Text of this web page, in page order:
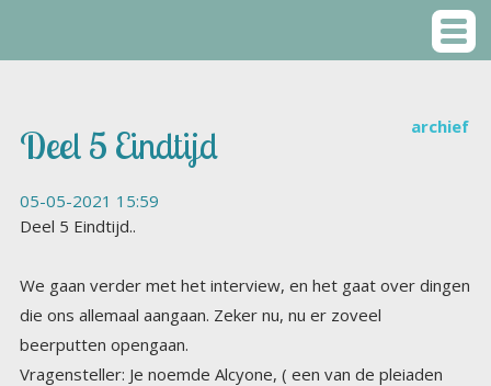
archief
Deel 5 Eindtijd
05-05-2021 15:59
Deel 5 Eindtijd..
We gaan verder met het interview, en het gaat over dingen
die ons allemaal aangaan. Zeker nu, nu er zoveel
beerputten opengaan.
Vragensteller: Je noemde Alcyone, ( een van de pleiaden
planeten)dat is boeiend er is namelijk een astronomische
kaart van deze op de Hooverdam. Er is daar ook een